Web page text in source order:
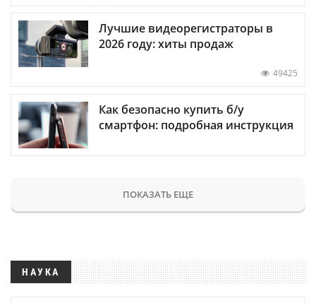
Лучшие видеорегистраторы в
2026 году: хиты продаж
49425
Как безопасно купить б/у
смартфон: подробная инструкция
ПОКАЗАТЬ ЕЩЕ
НАУКА